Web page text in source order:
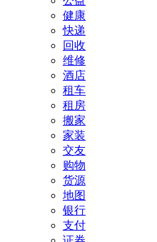
健康
快递
回收
维修
酒店
租车
租房
搬家
家装
交友
购物
货源
地图
银行
支付